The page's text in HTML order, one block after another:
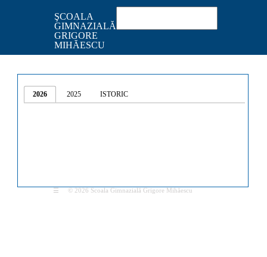
ŞCOALA
GIMNAZIALĂ
GRIGORE
MIHĂESCU
2026 2025 ISTORIC
☰ © 2026 Scoala Gimnazială Grigore Mihăescu